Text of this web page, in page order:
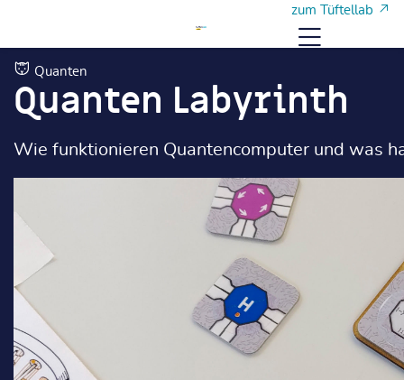
zum Tüftellab
Menü
Quanten
Quanten Labyrinth
Wie funktionieren Quantencomputer und was